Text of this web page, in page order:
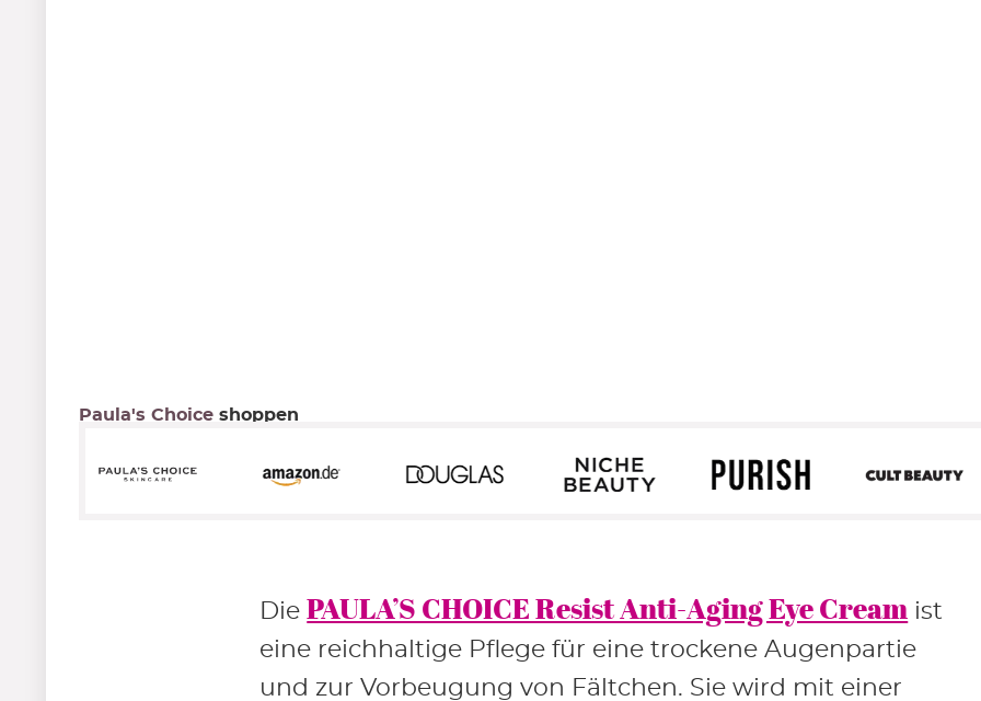
Paula's Choice shoppen
Die PAULA’S CHOICE Resist Anti-Aging Eye Cream ist
eine reichhaltige Pflege für eine trockene Augenpartie
und zur Vorbeugung von Fältchen. Sie wird mit einer